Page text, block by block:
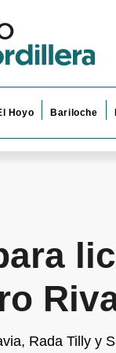
Hoyo Bariloche
Rada Tilly y